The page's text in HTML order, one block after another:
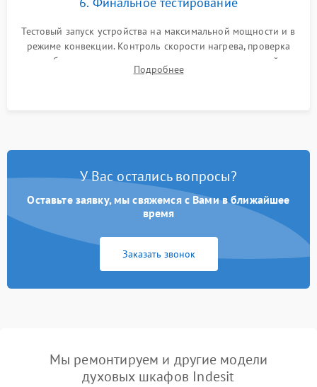
Тестовый запуск устройства на максимальной мощности и в
режиме конвекции. Контроль скорости нагрева, проверка
срабатывания термостата при достижении заданной
температуры и тест на отсутствие утечек тока.
Подробнее
У Вас остались вопросы?
Оставьте заявку, мы свяжемся с Вами в ближайшее
время
Заказать звонок
Мы ремонтируем и другие модели
духовых шкафов Indesit